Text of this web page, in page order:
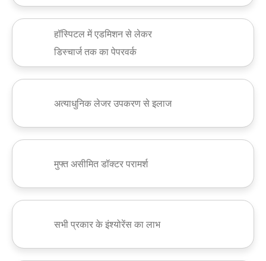
हॉस्पिटल में एडमिशन से लेकर
डिस्चार्ज तक का पेपरवर्क
अत्याधुनिक लेजर उपकरण से इलाज
मुफ्त असीमित डॉक्टर परामर्श
सभी प्रकार के इंश्योरेंस का लाभ